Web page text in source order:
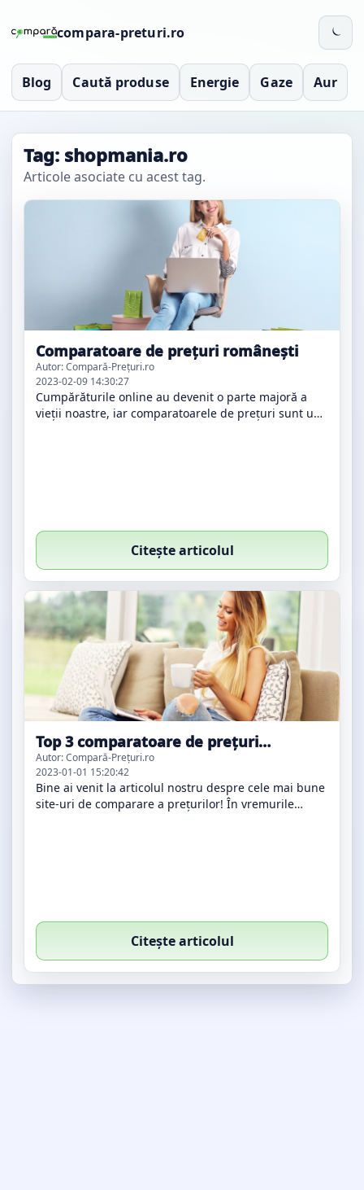
compara-preturi.ro
Blog Caută produse Energie Gaze Aur
Tag: shopmania.ro
Articole asociate cu acest tag.
Comparatoare de prețuri românești
Autor: Compară-Prețuri.ro
2023-02-09 14:30:27
Cumpărăturile online au devenit o parte majoră a
vieții noastre, iar comparatoarele de prețuri sunt un
Citește articolul
Top 3 comparatoare de prețuri
românești
Autor: Compară-Prețuri.ro
2023-01-01 15:20:42
Bine ai venit la articolul nostru despre cele mai bune
site-uri de comparare a prețurilor! În vremurile
Citește articolul